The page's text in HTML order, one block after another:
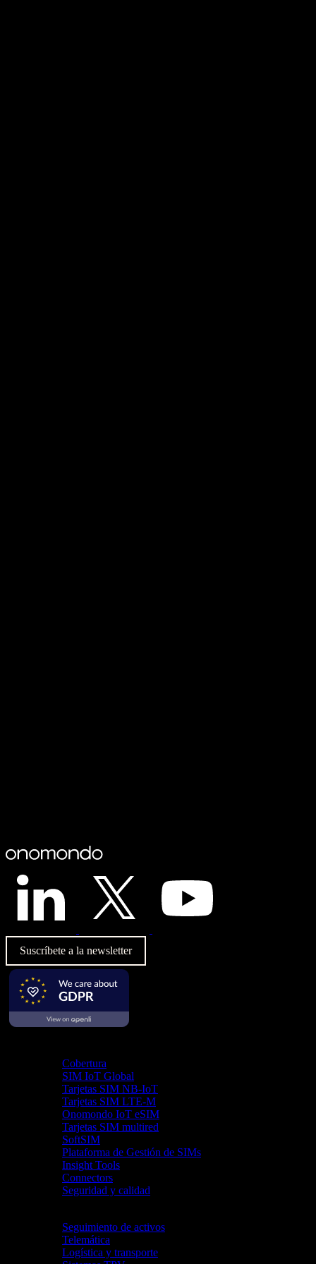
Suscríbete a la newsletter
Cobertura
SIM IoT Global
Tarjetas SIM NB-IoT
Tarjetas SIM LTE-M
Onomondo IoT eSIM
Tarjetas SIM multired
SoftSIM
Plataforma de Gestión de SIMs
Insight Tools
Connectors
Seguridad y calidad
Seguimiento de activos
Telemática
Logística y transporte